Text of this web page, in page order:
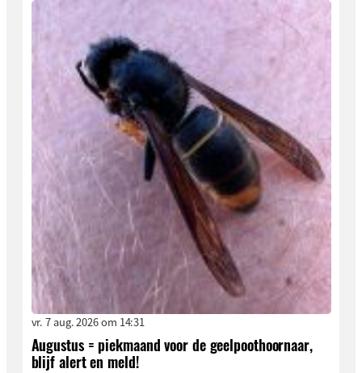
vr. 7 aug. 2026 om 14:31
Augustus = piekmaand voor de geelpoothoornaar,
blijf alert en meld!